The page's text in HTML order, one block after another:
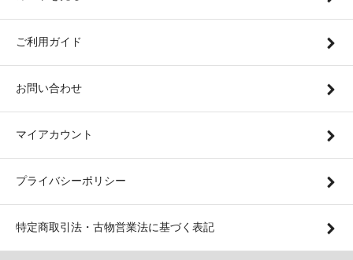
ご利用ガイド
お問い合わせ
マイアカウント
プライバシーポリシー
特定商取引法・古物営業法に基づく表記